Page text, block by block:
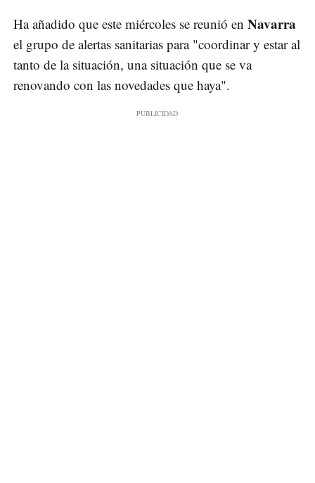
Ha añadido que este miércoles se reunió en Navarra
el grupo de alertas sanitarias para "coordinar y estar al
tanto de la situación, una situación que se va
renovando con las novedades que haya".